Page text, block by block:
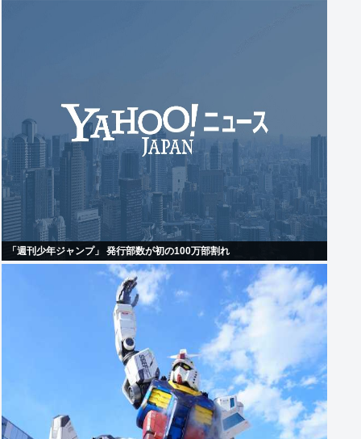
「週刊少年ジャンプ」 発行部数が初の100万部割れ